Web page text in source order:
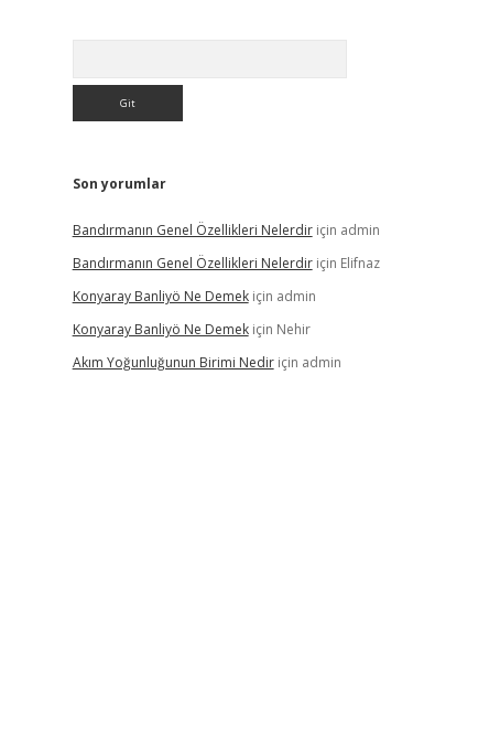
Son yorumlar
Bandırmanın Genel Özellikleri Nelerdiriçin admin
Bandırmanın Genel Özellikleri Nelerdiriçin Elifnaz
Konyaray Banliyö Ne Demekiçin admin
Konyaray Banliyö Ne Demekiçin Nehir
Akım Yoğunluğunun Birimi Nediriçin admin